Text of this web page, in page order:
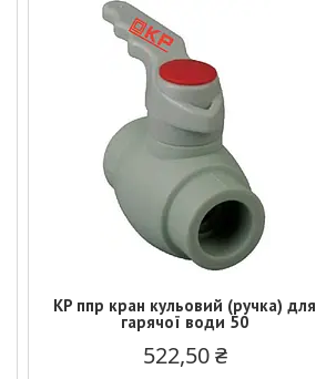
KP ппр кран кульовий (ручка) для
гарячої води 50
522,50 ₴